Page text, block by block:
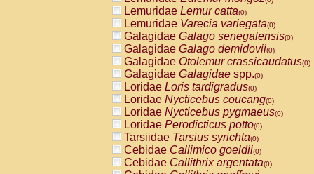
AtelidaeAlouatta seniculus
AtelidaeAlouattaspp.(0)
AtelidaeAteles belzebuth(0)
AtelidaeAteles geoffroyi(0)
AtelidaeAteles paniscus(0)
AtelidaeAtelesspp.(0)
Atelidae Lagothrix lagothricha
AtelidaeLagothrix lagothricha cana
PitheciidaeCacajao calvus
PitheciidaeCallicebus cupreus
PitheciidaeCallicebus donacophilus
PitheciidaeCallicebus moloch
PitheciidaeCallicebus torquatus
Lemuridae Lemur catta(0)
Lemuridae Varecia variegata(0)
Galagidae Galago senegalensis(0)
Galagidae Galago demidovii(0)
Galagidae Otolemur crassicaudatus(0)
Galagidae Galagidae spp.(0)
Loridae Loris tardigradus(0)
Loridae Nycticebus coucang(0)
Loridae Nycticebus pygmaeus(0)
Loridae Perodicticus potto(0)
Tarsiidae Tarsius syrichta(0)
Cebidae Callimico goeldii(0)
Cebidae Callithrix argentata(0)